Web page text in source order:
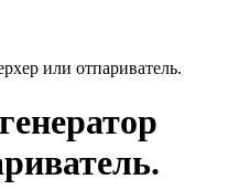
или отпариватель.